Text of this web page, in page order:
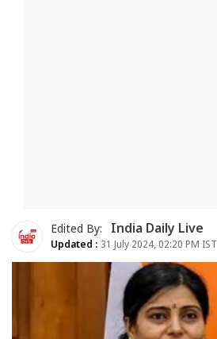
Edited By: India Daily Live
Updated : 31 July 2024, 02:20 PM IST